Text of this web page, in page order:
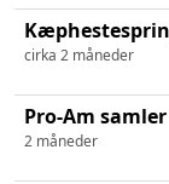
cirka 2 måneder
Pro-Am
2 måneder